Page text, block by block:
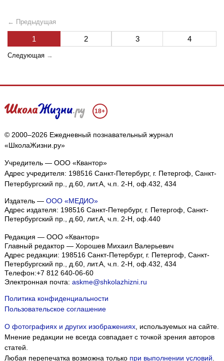
← Предыдущая
1 2 3 4
Следующая →
18+
© 2000–2026 Ежедневный познавательный журнал
«ШколаЖизни.ру»
Учредитель — ООО «Квантор»
Адрес учредителя: 198516 Санкт-Петербург, г. Петергоф, Санкт-
Петербургский пр., д.60, лит.А, ч.п. 2-Н, оф.432, 434
Издатель — ООО «МЕДИО»
Адрес издателя: 198516 Санкт-Петербург, г. Петергоф, Санкт-
Петербургский пр., д.60, лит.А, ч.п. 2-Н, оф.440
Редакция — ООО «Квантор»
Главный редактор — Хорошев Михаил Валерьевич
Адрес редакции: 198516 Санкт-Петербург, г. Петергоф Санкт-
Петербургский пр., д.60, лит.А, ч.п. 2-Н, оф.432, 434
Телефон:+7 812 640-06-60
Электронная почта: askme@shkolazhizni.ru
Политика конфиденциальности
Пользовательское соглашение
О фотографиях и других изображениях, используемых на сайте.
Мнение редакции не всегда совпадает с точкой зрения авторов
статей.
Любая перепечатка возможна только при выполнении условий